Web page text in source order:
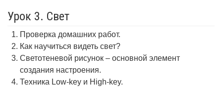
Урок 3. Свет
Проверка домашних работ.
Как научиться видеть свет?
Светотеневой рисунок – основной элемент
создания настроения.
Техника Low-key и High-key.